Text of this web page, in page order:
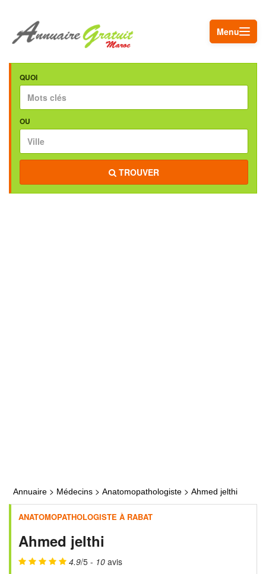
Menu
QUOI
OU
TROUVER
Annuaire > Médecins > Anatomopathologiste > Ahmed jelthi
ANATOMOPATHOLOGISTE À RABAT
Ahmed jelthi
4.9/5 - 10 avis